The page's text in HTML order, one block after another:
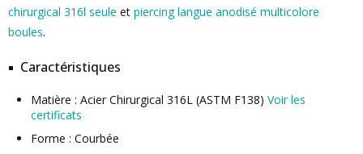
chirurgical 316l seule et piercing langue anodisé multicolore
boules.
Caractéristiques
Matière : Acier Chirurgical 316L (ASTM F138) Voir les
certificats
Forme : Courbée